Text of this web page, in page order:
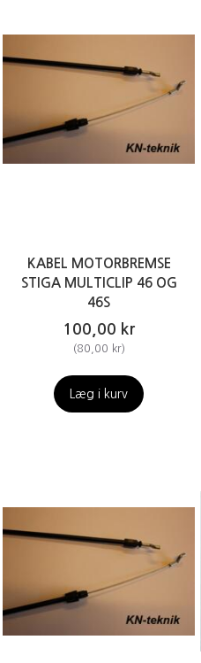
KABEL MOTORBREMSE
STIGA MULTICLIP 46 OG
46S
100,00 kr
(80,00 kr)
Læg i kurv